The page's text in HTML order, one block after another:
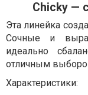
Chicky —
Эта линейка
Сочные и
идеально
отличным
Характеристики: